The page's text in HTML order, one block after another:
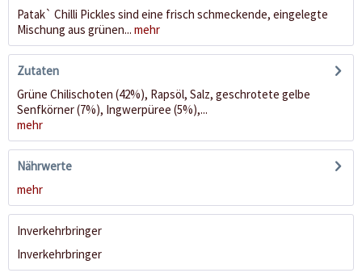
Patak` Chilli Pickles sind eine frisch schmeckende, eingelegte
Mischung aus grünen... mehr
Zutaten
Grüne Chilischoten (42%), Rapsöl, Salz, geschrotete gelbe
Senfkörner (7%), Ingwerpüree (5%),...
mehr
Nährwerte
mehr
Inverkehrbringer
Inverkehrbringer